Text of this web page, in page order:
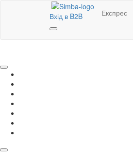
Вхід в B2B Експрес